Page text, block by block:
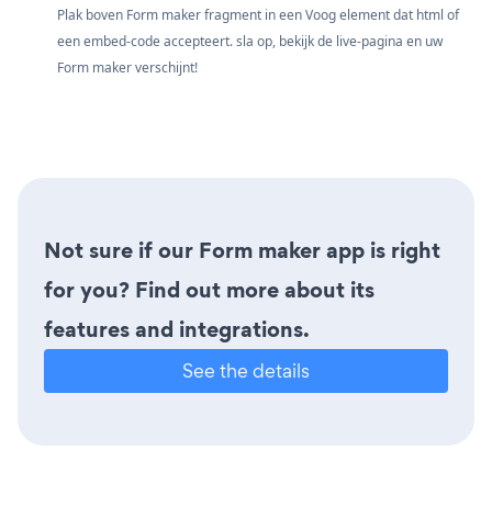
Plak boven Form maker fragment in een Voog element dat html of
een embed-code accepteert. sla op, bekijk de live-pagina en uw
Form maker verschijnt!
Not sure if our Form maker app is right
for you? Find out more about its
features and integrations.
See the details